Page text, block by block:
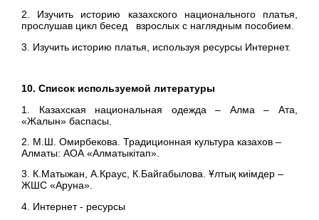
2. Изучить историю казахского национального платья,
прослушав цикл бесед взрослых с наглядным пособием.
3. Изучить историю платья, используя ресурсы Интернет.
10. Список используемой литературы
1. Казахская национальная одежда – Алма – Ата,
«Жалын» баспасы.
2. М.Ш. Омирбекова. Традиционная культура казахов –
Алматы: АОА «Алматыкітап».
3. К.Матыжан, А.Краус, К.Байгабылова. Ұлтық киімдер –
ЖШС «Аруна».
4. Интернет - ресурсы